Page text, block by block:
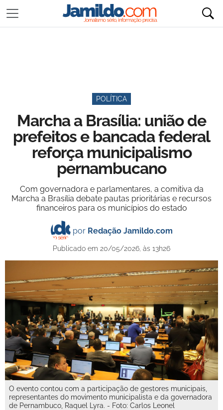
POLÍTICA
Marcha a Brasília: união de
prefeitos e bancada federal
reforça municipalismo
pernambucano
Com governadora e parlamentares, a comitiva da
Marcha a Brasília debate pautas prioritárias e recursos
financeiros para os municípios do estado
por Redação Jamildo.com
Publicado em 20/05/2026, às 13h26
O evento contou com a participação de gestores municipais,
representantes do movimento municipalista e da governadora
de Pernambuco, Raquel Lyra. - Foto: Carlos Leonel